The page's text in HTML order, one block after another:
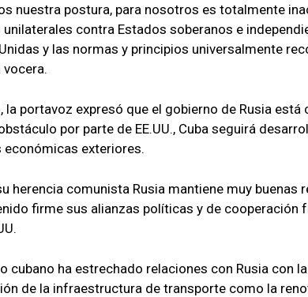
nuestra postura, para nosotros es totalmente
contra Estados soberanos e
y las normas y principios universalmente
la portavoz expresó que el gobierno de Rusia está
por parte de EE.UU., Cuba seguirá
económicas exteriores.
herencia comunista Rusia mantiene muy buenas
firme sus alianzas políticas y de cooperación
cubano ha estrechado relaciones con Rusia con
de la infraestructura de transporte como la